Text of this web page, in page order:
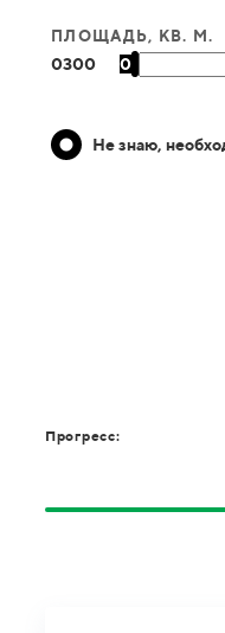
ПЛОЩАДЬ, КВ. М.
0300 0
Не знаю,
Прогресс: